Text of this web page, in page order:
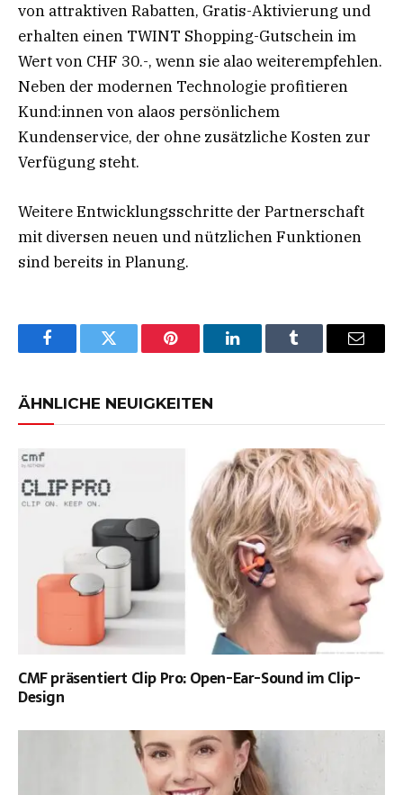
von attraktiven Rabatten, Gratis-Aktivierung und
erhalten einen TWINT Shopping-Gutschein im
Wert von CHF 30.-, wenn sie alao weiterempfehlen.
Neben der modernen Technologie profitieren
Kund:innen von alaos persönlichem
Kundenservice, der ohne zusätzliche Kosten zur
Verfügung steht.
Weitere Entwicklungsschritte der Partnerschaft
mit diversen neuen und nützlichen Funktionen
sind bereits in Planung.
FacebookTwitter Pinterest LinkedInTumblr Email
ÄHNLICHE NEUIGKEITEN
CMF präsentiert Clip Pro: Open-Ear-Sound im Clip-
Design